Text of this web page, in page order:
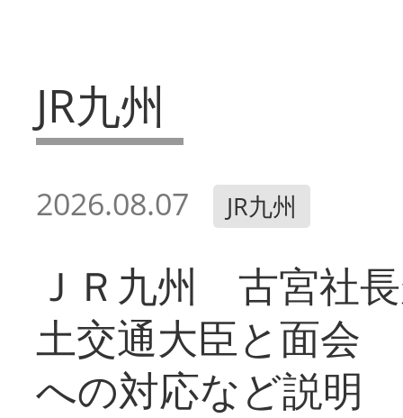
JR九州
2026.08.07 JR九州
ＪＲ九州 古宮社
土交通大臣と面会
への対応など説明